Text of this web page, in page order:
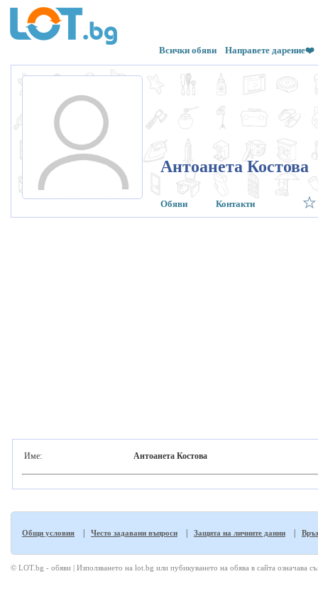
Всички обяви Направете дарение❤️
Антоанета Костова
Обяви Контакти
Име: Антоанета Костова
Общи условия Често задавани въпроси Защита на личните данни
© LOT.bg - обяви | Използването на lot.bg или пубикуването на обява в сайта означава